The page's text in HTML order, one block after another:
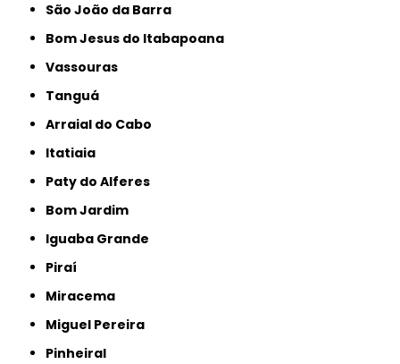
São João da Barra
Bom Jesus do Itabapoana
Vassouras
Tanguá
Arraial do Cabo
Itatiaia
Paty do Alferes
Bom Jardim
Iguaba Grande
Piraí
Miracema
Miguel Pereira
Pinheiral